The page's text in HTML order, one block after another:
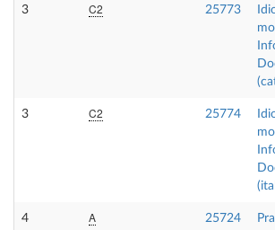
3 C2 25773
3 C2 25774
4 A 25724